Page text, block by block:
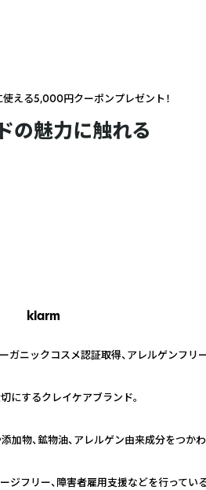
の魅力に触れる
klarm
ニックコスメ認証取得、アレルゲンフリ
にするクレイケアブランド。
物、鉱物油、アレルゲン由来成分をつか
ジフリー、障害者雇用支援などを行ってい
使える5,000円クーポンプレゼント！